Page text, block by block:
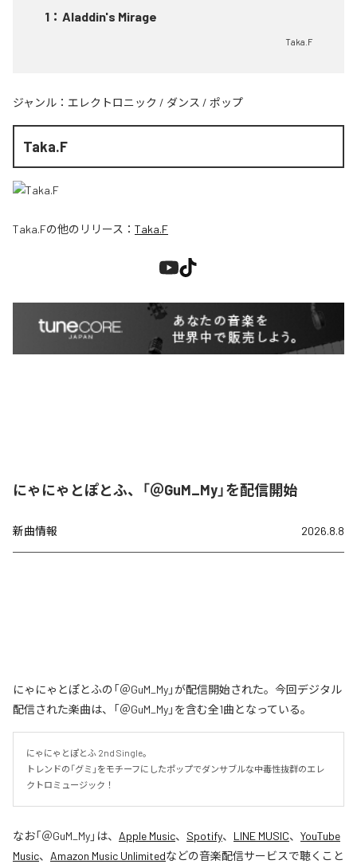
1 ： Aladdin's Mirage
Taka.F
ジャンル： エレクトロニック / ダンス / ポップ
Taka.F
Taka.Fの他のリリース： Taka.F
にゃにゃとぽとふ、「＠GuM_My」を配信開始
新曲情報 2026.8.8
にゃにゃとぽとふの「＠GuM_My」が配信開始された。今回デジタル
配信された楽曲は、「＠GuM_My」を含む全1曲となっている。
にゃにゃとぽとふ 2nd Single。
トレンドの「グミ」をモチーフにしたポップでダンサブルな中毒性抜群のエレ
クトロミュージック！
なお「＠GuM_My」は、 Apple Music、 Spotify、 LINE MUSIC、 YouTube
Music、 Amazon Music Unlimitedなどの音楽配信サービスで聴くこと